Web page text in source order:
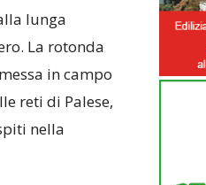
lunga
La rotonda
in campo
reti di Palese,
nella